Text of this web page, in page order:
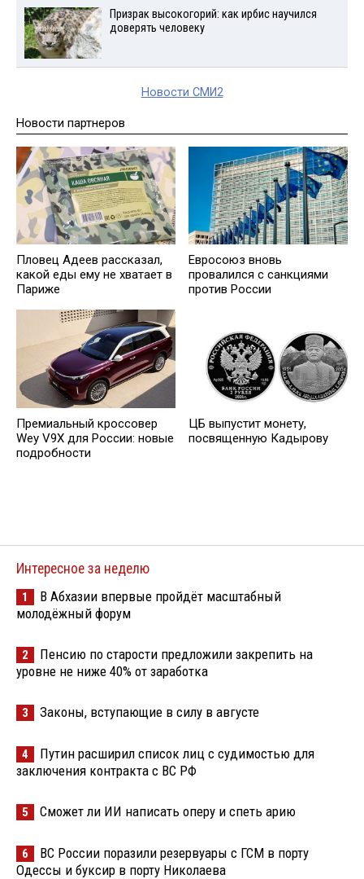
Призрак высокогорий: как ирбис научился
доверять человеку
Новости СМИ2
Новости партнеров
Пловец Адеев рассказал,
какой еды ему не хватает в
Париже
Евросоюз вновь
провалился с санкциями
против России
Премиальный кроссовер
Wey V9X для России: новые
подробности
ЦБ выпустит монету,
посвященную Кадырову
Интересное за неделю
1
В Абхазии впервые пройдёт масштабный
молодёжный форум
2
Пенсию по старости предложили закрепить на
уровне не ниже 40% от заработка
3 Законы, вступающие в силу в августе
4
Путин расширил список лиц с судимостью для
заключения контракта с ВС РФ
5 Сможет ли ИИ написать оперу и спеть арию
6
ВС России поразили резервуары с ГСМ в порту
Одессы и буксир в порту Николаева